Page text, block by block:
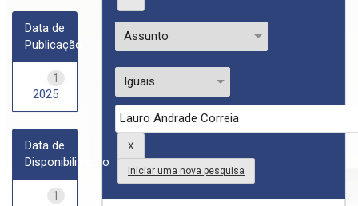
Iniciar uma nova pesquisa
Data de
Publicação
1
2025
Data de
Disponibilização
1